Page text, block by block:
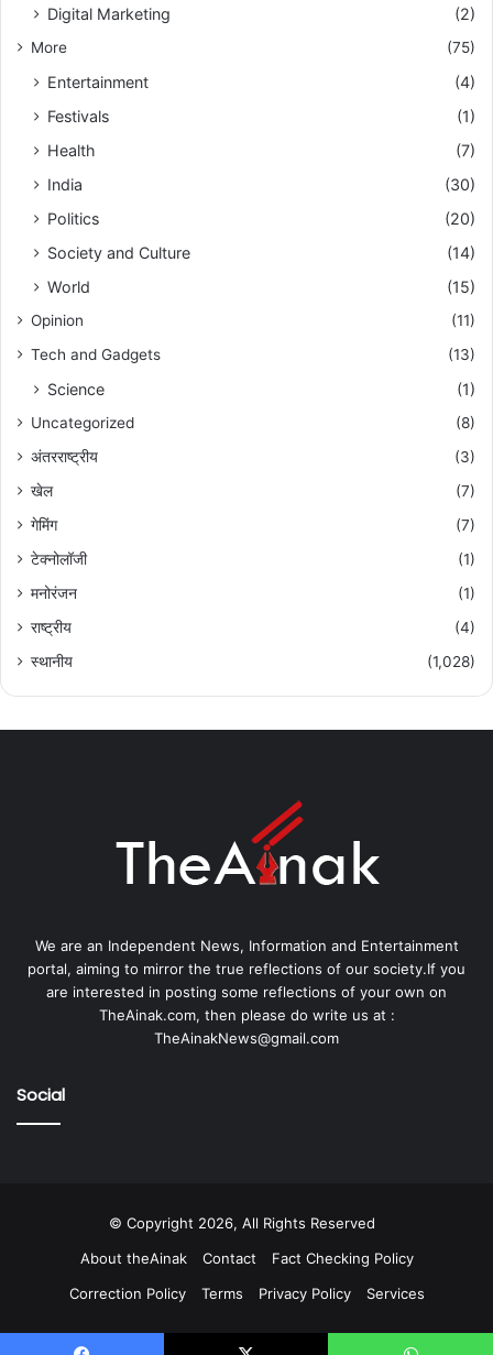
Digital Marketing (2)
More (75)
Entertainment
(4)
Festivals
(1)
Health
(7)
India
(30)
Politics
(20)
Society and Culture
(14)
World
(15)
Opinion
(11)
Tech and Gadgets
(13)
Science (1)
Uncategorized
(8)
अंतरराष्ट्रीय
(3)
खेल
(7)
गेमिंग
(7)
टेक्नोलॉजी
(1)
मनोरंजन
(1)
राष्ट्रीय
(4)
स्थानीय
(1,028)
We are an Independent News, Information and Entertainment
portal, aiming to mirror the true reflections of our society.If you
are interested in posting some reflections of your own on
TheAinak.com, then please do write us at :
TheAinakNews@gmail.com
Social
© Copyright 2026, All Rights Reserved
About theAinak
Contact
Fact Checking Policy
Correction Policy
Terms Privacy Policy Services